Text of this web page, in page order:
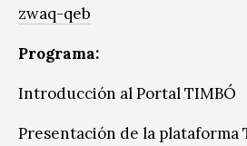
zwaq-qeb
Programa:
Introducción al Portal TIMBÓ
Presentación de la plataforma